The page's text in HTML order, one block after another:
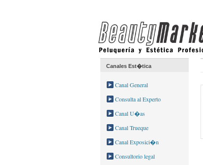
Canales Est�tica
Canal General
Consulta al Experto
Canal U�as
Canal Trueque
Canal Exposici�n
Consultorio legal